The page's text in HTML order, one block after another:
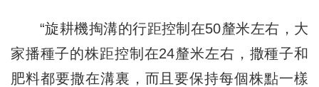
“旋耕機掏溝的行距控制在50釐米左右，大
家播種子的株距控制在24釐米左右，撒種子和
肥料都要撒在溝裏，而且要保持每個株點一樣